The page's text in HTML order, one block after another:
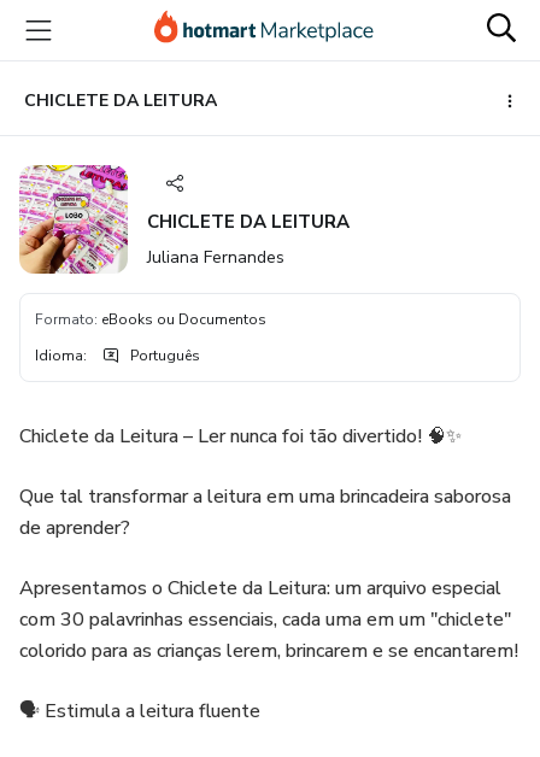
para
conteúdo
principal
para
pagamento
para
rodapé
CHICLETE DA LEITURA
CHICLETE DA LEITURA
Juliana Fernandes
Formato: eBooks ou Documentos
Idioma: Português
Chiclete da Leitura – Ler nunca foi tão divertido! 🧠✨
Que tal transformar a leitura em uma brincadeira saborosa
de aprender?
Apresentamos o Chiclete da Leitura: um arquivo especial
com 30 palavrinhas essenciais, cada uma em um "chiclete"
colorido para as crianças lerem, brincarem e se encantarem!
🗣️ Estimula a leitura fluente